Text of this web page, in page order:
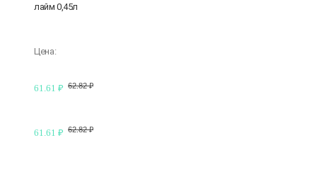
лайм 0,45л
Цена:
61.61 ₽ 62.82 ₽
61.61 ₽ 62.82 ₽